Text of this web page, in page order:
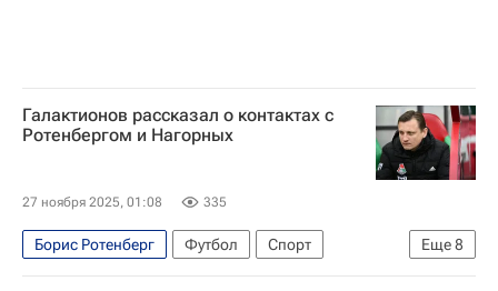
Галактионов рассказал о контактах с
Ротенбергом и Нагорных
27 ноября 2025, 01:08 335
Еще8
Борис Ротенберг Футбол
Спорт
Россия
Михаил Галактионов